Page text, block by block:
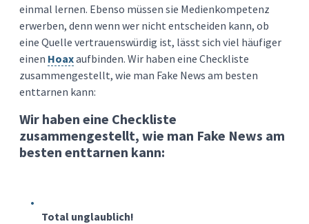
einmal lernen. Ebenso müssen sie Medienkompetenz
erwerben, denn wenn wer nicht entscheiden kann, ob
eine Quelle vertrauenswürdig ist, lässt sich viel häufiger
einen Hoaxaufbinden. Wir haben eine Checkliste
zusammengestellt, wie man Fake News am besten
enttarnen kann:
Wir haben eine Checkliste
zusammengestellt, wie man Fake News am
besten enttarnen kann:
Total unglaublich!